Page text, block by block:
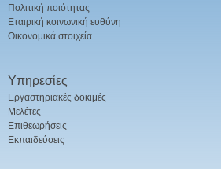
Πολιτική ποιότητας
Εταιρική κοινωνική ευθύνη
Οικονομικά στοιχεία
Υπηρεσίες
Εργαστηριακές δοκιμές
Μελέτες
Επιθεωρήσεις
Εκπαιδεύσεις